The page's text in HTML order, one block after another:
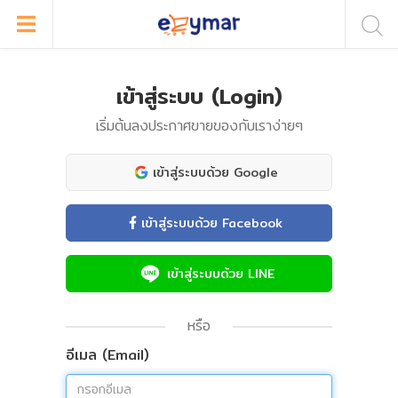
เข้าสู่ระบบ (Login)
เริ่มต้นลงประกาศขายของกับเราง่ายๆ
เข้าสู่ระบบด้วย Google
เข้าสู่ระบบด้วย Facebook
เข้าสู่ระบบด้วย LINE
หรือ
อีเมล (Email)